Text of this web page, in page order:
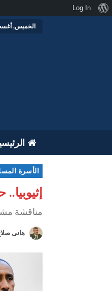
الخميس, أغسطس
الأسرة
مناقشة
هانى
نبذةLog In